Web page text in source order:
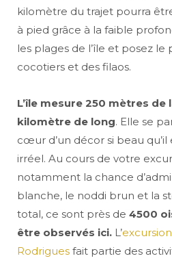
kilomètre du trajet pourra
à pied grâce à la faible
les plages de l’île et posez le
cocotiers et des filaos.
L’île mesure 250 mètres de
kilomètre de long. Elle se
cœur d’un décor si beau
irréel. Au cours de votre
notamment la chance
blanche, le noddi brun et la
total, ce sont près de 4500
être observés ici. L’
Rodrigues fait partie des